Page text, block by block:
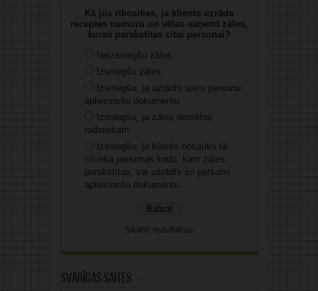
Kā jūs rīkosities, ja klients uzrāda
receptes numuru un vēlas saņemt zāles,
kuras parakstītas citai personai?
Neizsniegšu zāles.
Izsniegšu zāles.
Izsniegšu, ja uzrādīs savu personu
apliecinošu dokumentu.
Izsniegšu, ja zāles domātas
radiniekam.
Izsniegšu, ja klients nosauks tā
cilvēka personas kodu, kam zāles
parakstītas, vai uzrādīs šo personu
apliecinošu dokumentu.
Skatīt rezultātus
Svarīgas saites